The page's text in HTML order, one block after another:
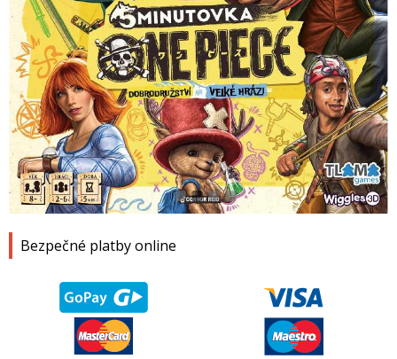
Bezpečné platby online